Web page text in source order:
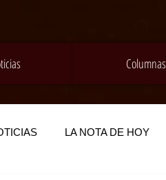
Columnas
LA NOTA DE HOY